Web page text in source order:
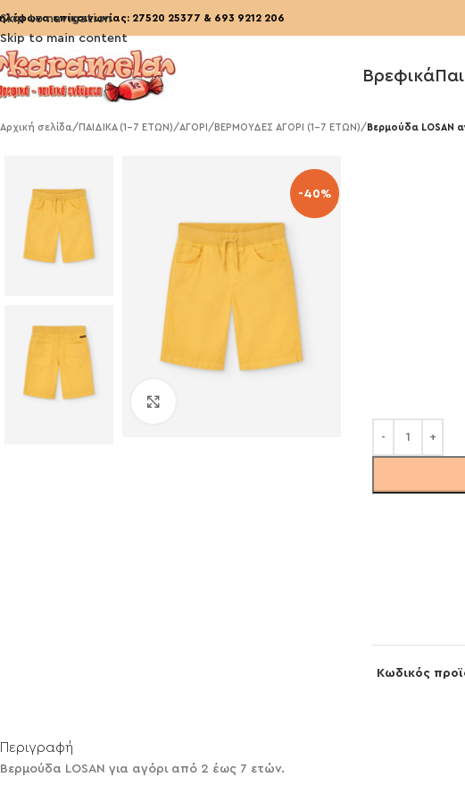
Skip to navigation
Skip to main content
επικοινωνίας: 27520 25377 & 693 9212 206
Βρεφικά
Αρχική σελίδα/ ΠΑΙΔΙΚΑ (1-7 ΕΤΩΝ)/ΑΓΟΡΙ / ΒΕΡΜΟΥΔΕΣ ΑΓΟΡΙ (1-7 ΕΤΩΝ)/ Βερμούδα LOSAN
-40%
Κωδικός
Περιγραφή
Βερμούδα LOSAN για αγόρι από 2 έως 7 ετών.